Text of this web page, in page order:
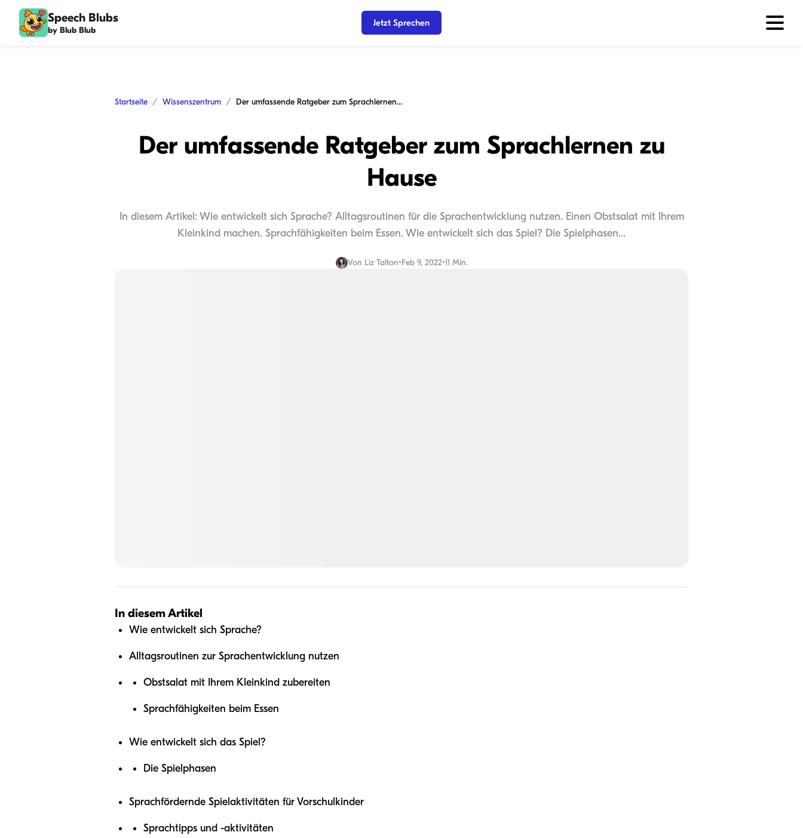
Speech Blubs
by Blub Blub
Jetzt Sprechen
Startseite Wissenszentrum Der umfassende Ratgeber zum Sprachlernen zu Hause
Der umfassende Ratgeber zum Sprachlernen zu
Hause
In diesem Artikel: Wie entwickelt sich Sprache? Alltagsroutinen für die Sprachentwicklung nutzen. Einen Obstsalat mit Ihrem
Kleinkind machen. Sprachfähigkeiten beim Essen. Wie entwickelt sich das Spiel? Die Spielphasen...
Von Liz Talton•Feb 9, 2022•11 Min.
In diesem Artikel
Wie entwickelt sich Sprache?
Alltagsroutinen zur Sprachentwicklung nutzen
Obstsalat mit Ihrem Kleinkind zubereiten
Sprachfähigkeiten beim Essen
Wie entwickelt sich das Spiel?
Die Spielphasen
Sprachfördernde Spielaktivitäten für Vorschulkinder
Sprachtipps und -aktivitäten